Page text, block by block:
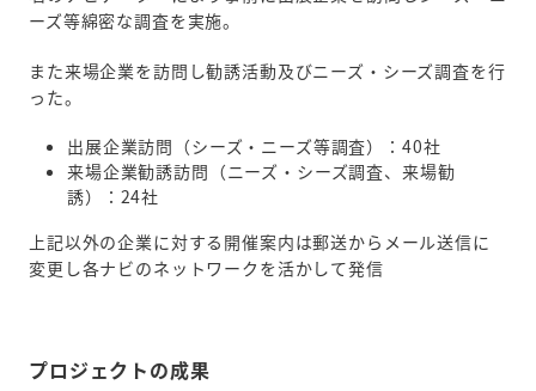
ーズ等綿密な調査を実施。
また来場企業を訪問し勧誘活動及びニーズ・シーズ調査を行
った。
出展企業訪問（シーズ・ニーズ等調査）：40社
来場企業勧誘訪問（ニーズ・シーズ調査、来場勧
誘）：24社
上記以外の企業に対する開催案内は郵送からメール送信に
変更し各ナビのネットワークを活かして発信
プロジェクトの成果